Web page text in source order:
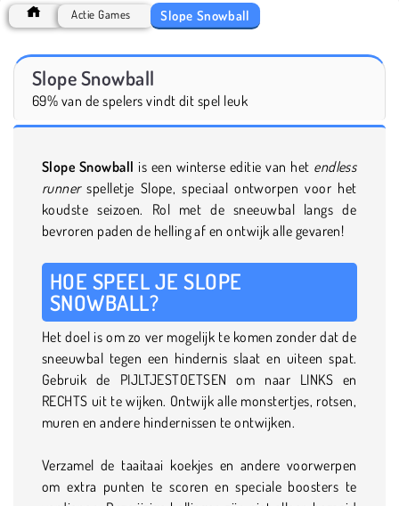
Actie Games Slope Snowball
Slope Snowball
69% van de spelers vindt dit spel leuk
Slope Snowball is een winterse editie van het endless
runnerspelletje Slope, speciaal ontworpen voor het
koudste seizoen. Rol met de sneeuwbal langs de
bevroren paden de helling af en ontwijk alle gevaren!
HOE SPEEL JE SLOPE
SNOWBALL?
Het doel is om zo ver mogelijk te komen zonder dat de
sneeuwbal tegen een hindernis slaat en uiteen spat.
Gebruik de PIJLTJESTOETSEN om naar LINKS en
RECHTS uit te wijken. Ontwijk alle monstertjes, rotsen,
muren en andere hindernissen te ontwijken.
Verzamel de taaitaai koekjes en andere voorwerpen
om extra punten te scoren en speciale boosters te